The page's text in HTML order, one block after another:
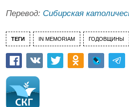
Перевод: Сибирская
ТЕГИ IN MEMORIAM ГОДОВЩИНЫ